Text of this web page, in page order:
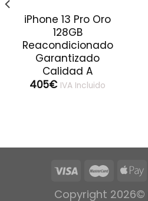
iPhone 13 Pro Oro
128GB
Reacondicionado
Garantizado
Calidad A
405€ IVA Incluido
Copyright 2026©